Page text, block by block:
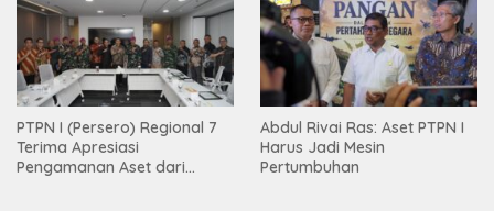
PTPN I (Persero) Regional 7
Terima Apresiasi
Pengamanan Aset dari
Abdul Rivai Ras: Aset PTPN I
Harus Jadi Mesin
Pertumbuhan